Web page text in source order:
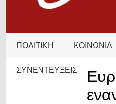
ΠΟΛΙΤΙΚΗ ΚΟΙΝΩΝΙΑ
ΣΥΝΕΝΤΕΥΞΕΙΣ